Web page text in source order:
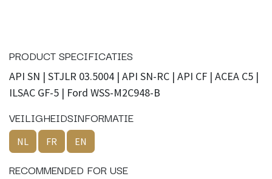
PRODUCT SPECIFICATIES
API SN | STJLR 03.5004 | API SN-RC | API CF | ACEA C5 |
ILSAC GF-5 | Ford WSS-M2C948-B
VEILIGHEIDSINFORMATIE
NL FR EN
RECOMMENDED FOR USE